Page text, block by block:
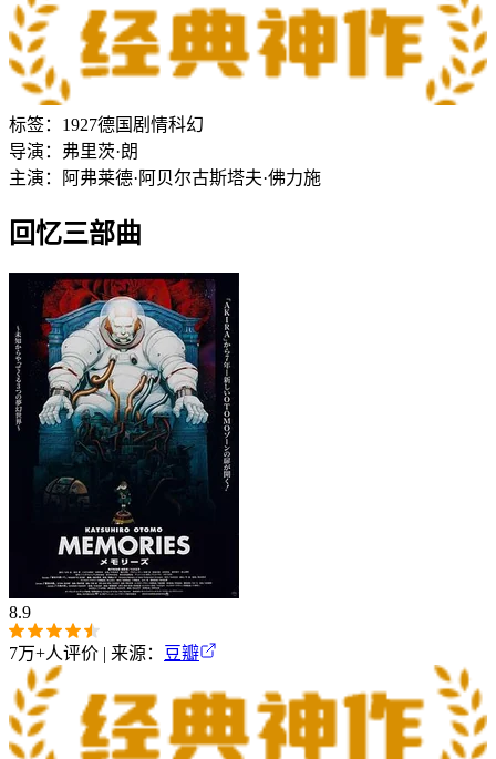
标签： 1927德国 剧情科幻
导演： 弗里茨·朗
主演：
阿弗莱德·阿贝尔古斯塔夫·佛力施
回忆三部曲
8.9
7万+人评价 | 来源： 豆瓣